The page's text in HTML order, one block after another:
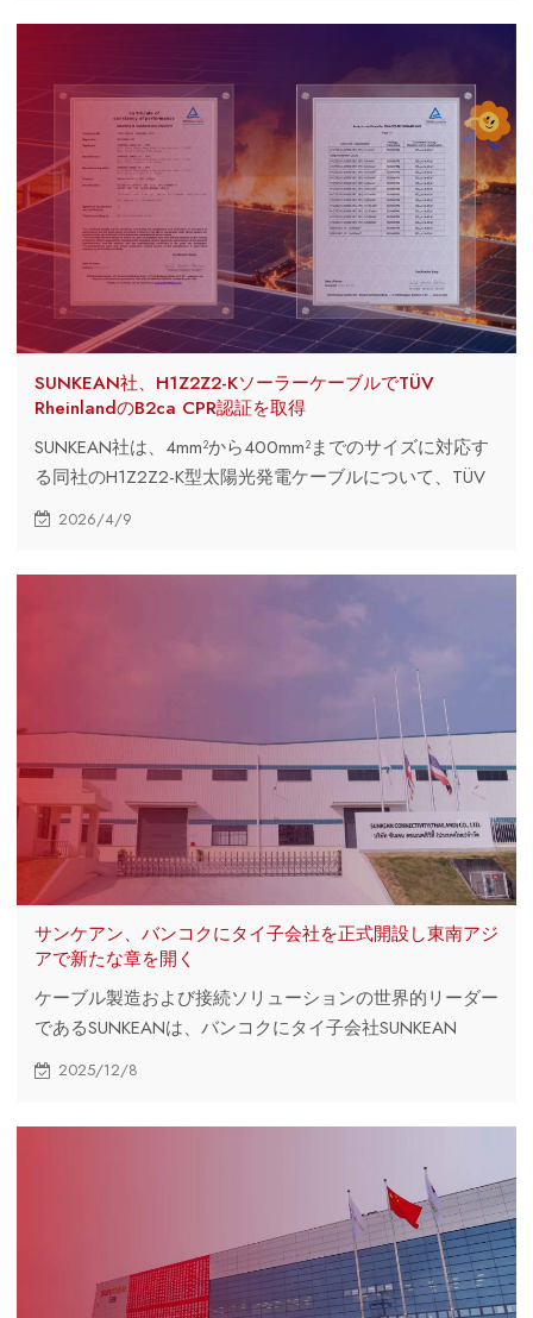
SUNKEAN社、H1Z2Z2-KソーラーケーブルでTÜV
RheinlandのB2ca CPR認証を取得
SUNKEAN社は、4mm²から400mm²までのサイズに対応す
る同社のH1Z2Z2-K型太陽光発電ケーブルについて、TÜV
Rheinland社のB2ca CPR認証を取得しました。この認証
2026/4/9
サンケアン、バンコクにタイ子会社を正式開設し東南アジ
アで新たな章を開く
ケーブル製造および接続ソリューションの世界的リーダー
であるSUNKEANは、バンコクにタイ子会社SUNKEAN
CONNECTIVITY (THAILAND) CO., LTD.を正式に設立しま
した。この戦略的拡張は、同社のグローバル展開における
2025/12/8